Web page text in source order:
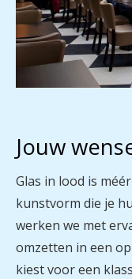
Jouw
Glas in lood is
kunstvorm die je
werken we met
omzetten in een
kiest voor een